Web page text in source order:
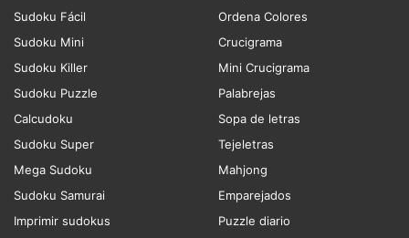
Sudoku Fácil
Sudoku Mini
Sudoku Killer
Sudoku Puzzle
Calcudoku
Sudoku Super
Mega Sudoku
Sudoku Samurai
Imprimir sudokus
Ordena Colores
Crucigrama
Mini Crucigrama
Palabrejas
Sopa de letras
Tejeletras
Mahjong
Emparejados
Puzzle diario